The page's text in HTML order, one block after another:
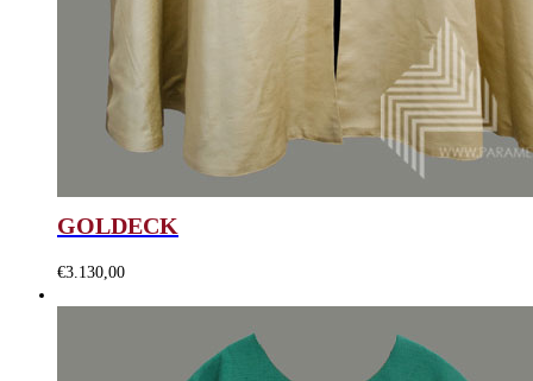
GOLDECK
€3.130,00